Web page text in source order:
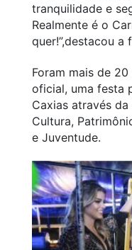
tranquilidade e
Realmente é o
quer!”,destacou a
Foram mais de
oficial, uma festa
Caxias através
Cultura,
e Juventude.